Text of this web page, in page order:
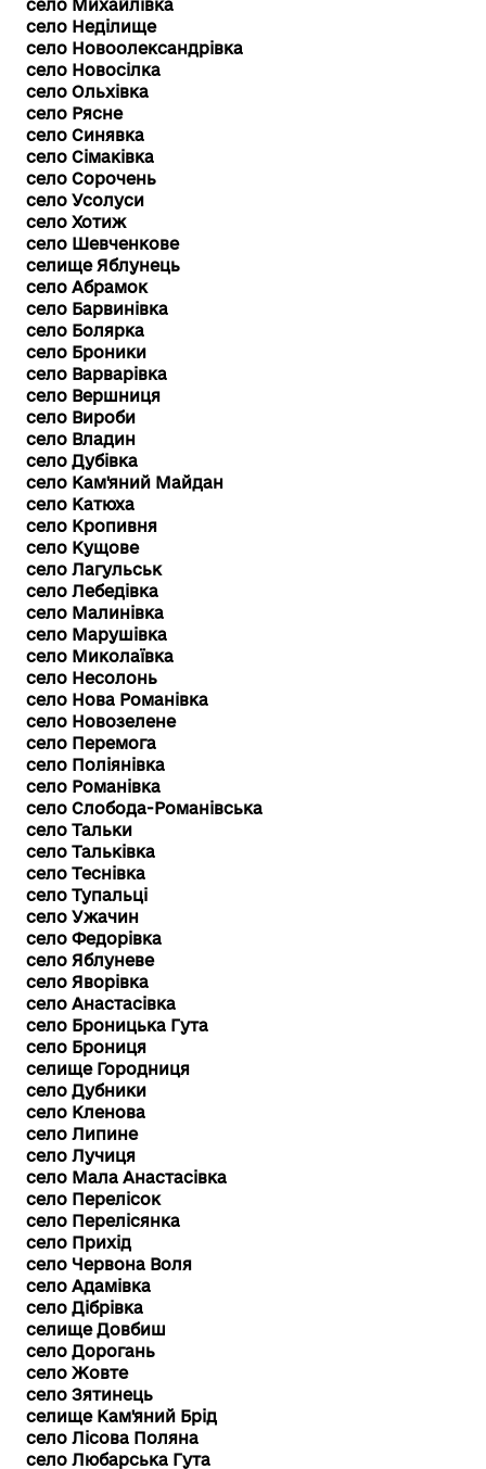
село Михайлівка
село Неділище
село Новоолександрівка
село Новосілка
село Ольхівка
село Рясне
село Синявка
село Сімаківка
село Сорочень
село Усолуси
село Хотиж
село Шевченкове
селище Яблунець
село Абрамок
село Барвинівка
село Болярка
село Броники
село Варварівка
село Вершниця
село Вироби
село Владин
село Дубівка
село Кам'яний Майдан
село Катюха
село Кропивня
село Кущове
село Лагульськ
село Лебедівка
село Малинівка
село Марушівка
село Миколаївка
село Несолонь
село Нова Романівка
село Новозелене
село Перемога
село Поліянівка
село Романівка
село Слобода-Романівська
село Тальки
село Тальківка
село Теснівка
село Тупальці
село Ужачин
село Федорівка
село Яблуневе
село Яворівка
село Анастасівка
село Броницька Гута
село Брониця
селище Городниця
село Дубники
село Кленова
село Липине
село Лучиця
село Мала Анастасівка
село Перелісок
село Перелісянка
село Прихід
село Червона Воля
село Адамівка
село Дібрівка
селище Довбиш
село Дорогань
село Жовте
село Зятинець
селище Кам'яний Брід
село Лісова Поляна
село Любарська Гута